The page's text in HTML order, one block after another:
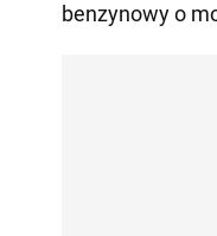
benzynowy o